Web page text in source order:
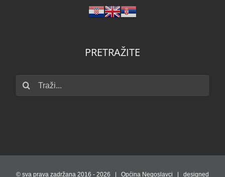
PRETRAŽITE
Traži...
© sva prava zadržana 2016 - 2026 | Općina Negoslavci | designed